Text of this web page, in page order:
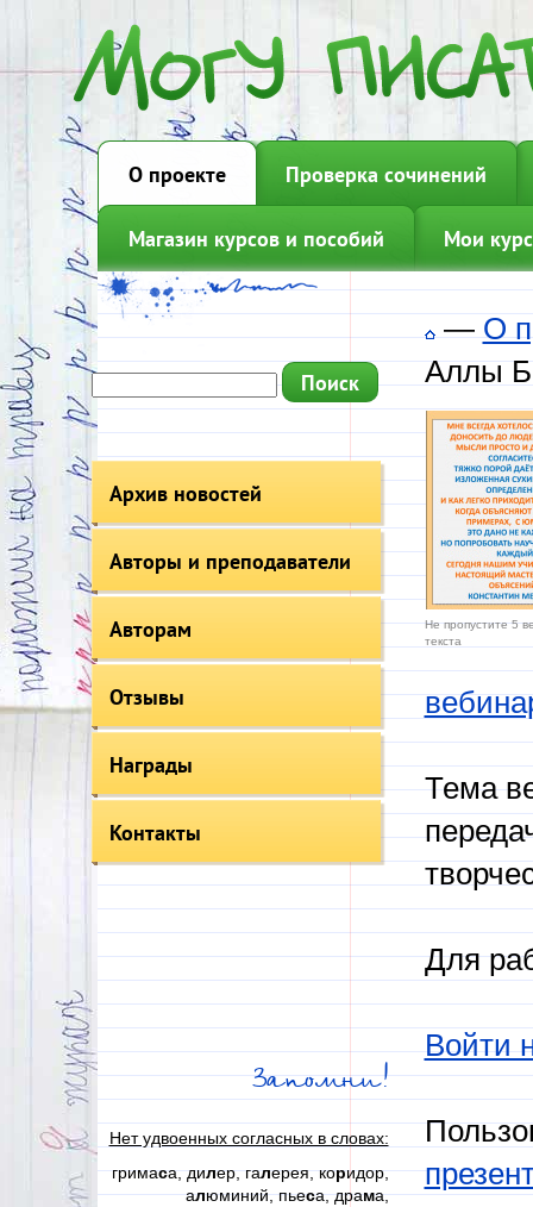
О проекте Проверка сочинений
Магазин курсов и пособий Мои
Архив новостей
Авторы и преподаватели
Авторам
Отзывы
Награды
Контакты
Запомни!
Нет удвоенных согласных в словах:
гримаса, дилер, галерея, коридор,
алюминий, пьеса, драма,
—О
Аллы
Не пропустите 5
текста
Тема
Для
Войти